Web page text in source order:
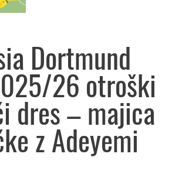
Dortmund
26 otroški
dres – majica
z Adeyemi